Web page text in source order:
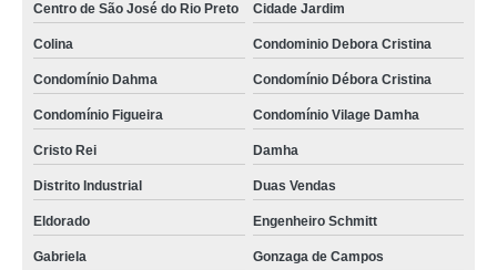
Centro de São José do Rio Preto Cidade Jardim
Colina Condominio Debora Cristina
Condomínio Dahma Condomínio Débora Cristina
Condomínio Figueira Condomínio Vilage Damha
Cristo Rei Damha
Distrito Industrial Duas Vendas
Eldorado Engenheiro Schmitt
Gabriela Gonzaga de Campos